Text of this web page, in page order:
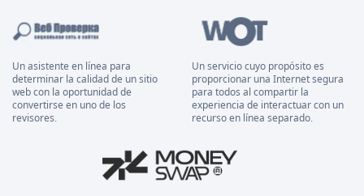
Un asistente en línea para
determinar la calidad de un sitio
web con la oportunidad de
convertirse en uno de los
revisores.
Un servicio cuyo propósito es
proporcionar una Internet segura
para todos al compartir la
experiencia de interactuar con un
recurso en línea separado.